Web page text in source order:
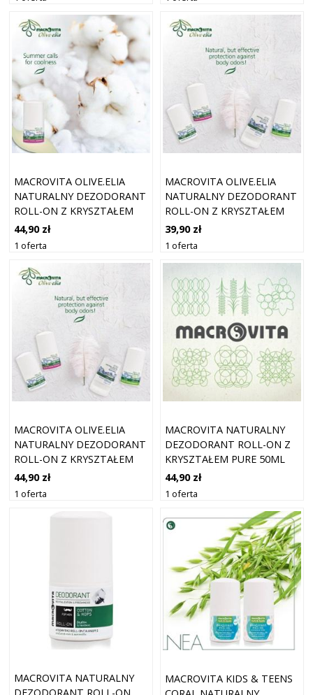
MACROVITA OLIVE.ELIA
NATURALNY DEZODORANT
ROLL-ON Z KRYSZTAŁEM
COTTON 50ML
44,90 zł
1 oferta
MACROVITA OLIVE.ELIA
NATURALNY DEZODORANT
ROLL-ON Z KRYSZTAŁEM
OCEAN 50ML
39,90 zł
1 oferta
MACROVITA OLIVE.ELIA
NATURALNY DEZODORANT
ROLL-ON Z KRYSZTAŁEM
NATURAL 50ML
44,90 zł
1 oferta
MACROVITA NATURALNY
DEZODORANT ROLL-ON Z
KRYSZTAŁEM PURE 50ML
44,90 zł
1 oferta
MACROVITA NATURALNY
MACROVITA KIDS & TEENS